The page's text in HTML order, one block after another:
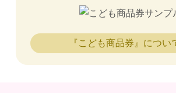
『こども商品券』につい